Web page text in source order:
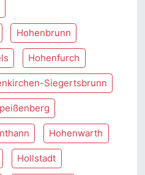
Hohenbrunn
Hohenfurch
Siegertsbrunn
Hohenwarth
Hollstadt